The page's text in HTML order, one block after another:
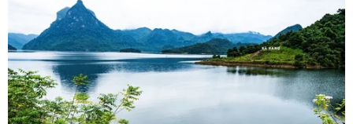
Gia Lai chấp thuận hai dự án chăn
nuôi công nghệ cao trị giá hơn 3.600
tỷ đồng
05/08/2026 06:29